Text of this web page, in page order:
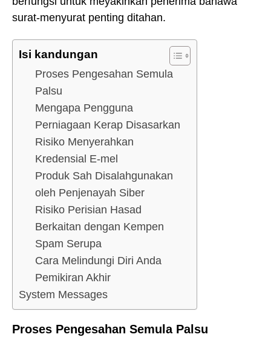
surat-menyurat penting ditahan.
Isi kandungan
Proses Pengesahan Semula
Palsu
Mengapa Pengguna
Perniagaan Kerap Disasarkan
Risiko Menyerahkan
Kredensial E-mel
Produk Sah Disalahgunakan
oleh Penjenayah Siber
Risiko Perisian Hasad
Berkaitan dengan Kempen
Spam Serupa
Cara Melindungi Diri Anda
Pemikiran Akhir
System Messages
Proses Pengesahan Semula Palsu